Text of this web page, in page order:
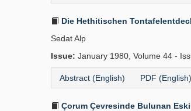
Die Hethitischen
Sedat Alp
Issue: January 1980, Volume 44 -
Abstract (English) PDF (English)
Çorum Çevresinde Bulunan Eski